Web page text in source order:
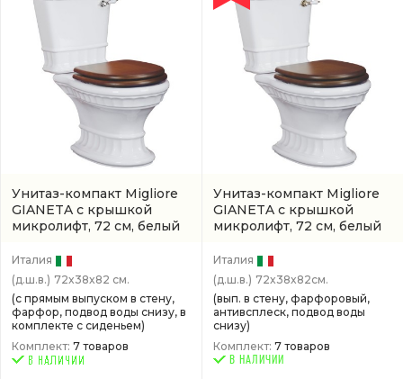
Унитаз-компакт Migliore
GIANETA с крышкой
микролифт, 72 см, белый
Италия
(д.ш.в.) 72x38x82 см.
(с прямым выпуском в стену,
фарфор, подвод воды снизу, в
комплекте с сиденьем)
Комплект: 7 товаров
Унитаз-компакт Migliore
GIANETA с крышкой
микролифт, 72 см, белый
Италия
(д.ш.в.) 72x38x82см.
(вып. в стену, фарфоровый,
антивсплеск, подвод воды
снизу)
Комплект: 7 товаров
В НАЛИЧИИ